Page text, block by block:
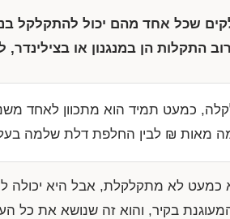
שכל אחד מהם יכול להתקלקל
התקלות הן במנגנון או
כמעט תמיד הוא מתכוון לאחד
מאות ₪ לבין החלפת דלת שלמה
כמעט לא מתקלקלת, אבל היא יכולה
בקיר, והוא זה שנושא את כל